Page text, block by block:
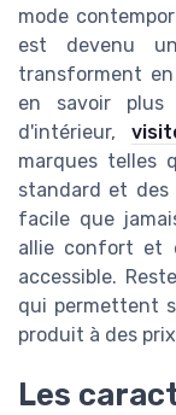
mode
est devenu
transforment
en savoir plus
d'intérieur,
marques telles
standard et des
facile que
allie confort et
accessible.
qui permettent
produit à des
Les